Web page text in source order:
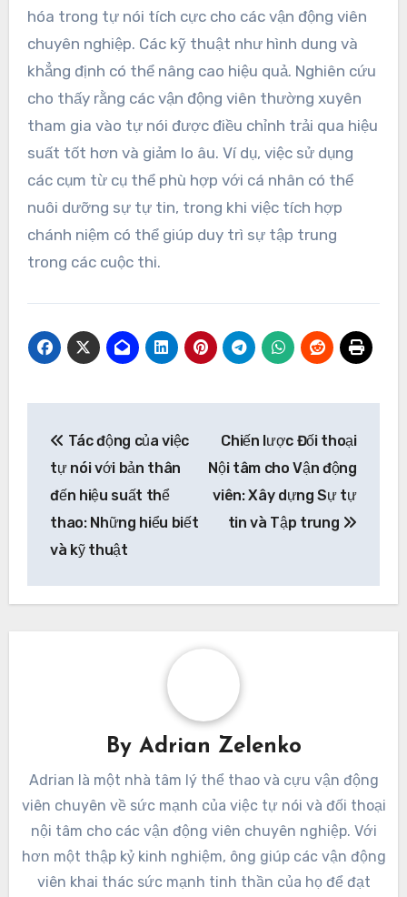
hóa trong tự nói tích cực cho các vận động viên
chuyên nghiệp. Các kỹ thuật như hình dung và
khẳng định có thể nâng cao hiệu quả. Nghiên cứu
cho thấy rằng các vận động viên thường xuyên
tham gia vào tự nói được điều chỉnh trải qua hiệu
suất tốt hơn và giảm lo âu. Ví dụ, việc sử dụng
các cụm từ cụ thể phù hợp với cá nhân có thể
nuôi dưỡng sự tự tin, trong khi việc tích hợp
chánh niệm có thể giúp duy trì sự tập trung
trong các cuộc thi.
navigation
Tác động của việc
tự nói với bản thân
đến hiệu suất thể
thao: Những hiểu biết
và kỹ thuật
Chiến lược Đối thoại
Nội tâm cho Vận động
viên: Xây dựng Sự tự
tin và Tập trung
By Adrian Zelenko
Adrian là một nhà tâm lý thể thao và cựu vận động
viên chuyên về sức mạnh của việc tự nói và đối thoại
nội tâm cho các vận động viên chuyên nghiệp. Với
hơn một thập kỷ kinh nghiệm, ông giúp các vận động
viên khai thác sức mạnh tinh thần của họ để đạt